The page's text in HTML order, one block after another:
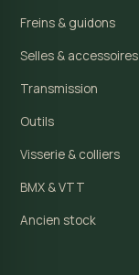
Freins & guidons
Selles & accessoires
Transmission
Outils
Visserie & colliers
BMX & VTT
Ancien stock